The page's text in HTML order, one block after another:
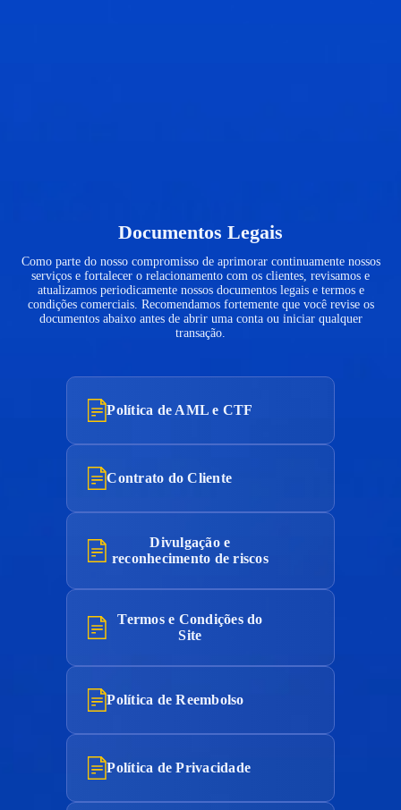
Documentos Legais
Como parte do nosso compromisso de aprimorar continuamente nossos
serviços e fortalecer o relacionamento com os clientes, revisamos e
atualizamos periodicamente nossos documentos legais e termos e
condições comerciais. Recomendamos fortemente que você revise os
documentos abaixo antes de abrir uma conta ou iniciar qualquer
transação.
Política de AML e CTF
Contrato do Cliente
Divulgação e
reconhecimento de riscos
Termos e Condições do
Site
Política de Reembolso
Política de Privacidade